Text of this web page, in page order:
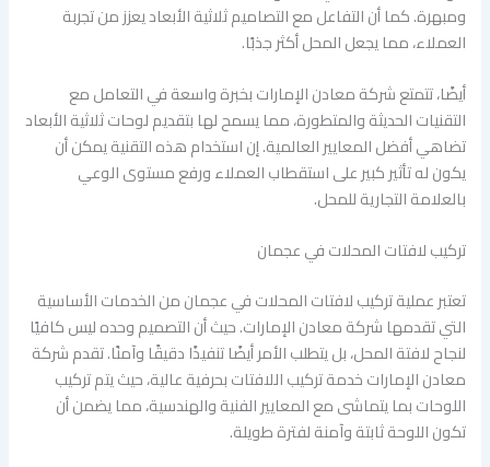
ومبهرة. كما أن التفاعل مع التصاميم ثلاثية الأبعاد يعزز من تجربة
العملاء، مما يجعل المحل أكثر جذبًا.
أيضًا، تتمتع شركة معادن الإمارات بخبرة واسعة في التعامل مع
التقنيات الحديثة والمتطورة، مما يسمح لها بتقديم لوحات ثلاثية الأبعاد
تضاهي أفضل المعايير العالمية. إن استخدام هذه التقنية يمكن أن
يكون له تأثير كبير على استقطاب العملاء ورفع مستوى الوعي
بالعلامة التجارية للمحل.
تركيب لافتات المحلات في عجمان
تعتبر عملية تركيب لافتات المحلات في عجمان من الخدمات الأساسية
التي تقدمها شركة معادن الإمارات. حيث أن التصميم وحده ليس كافيًا
لنجاح لافتة المحل، بل يتطلب الأمر أيضًا تنفيذًا دقيقًا وآمنًا. تقدم شركة
معادن الإمارات خدمة تركيب اللافتات بحرفية عالية، حيث يتم تركيب
اللوحات بما يتماشى مع المعايير الفنية والهندسية، مما يضمن أن
تكون اللوحة ثابتة وآمنة لفترة طويلة.